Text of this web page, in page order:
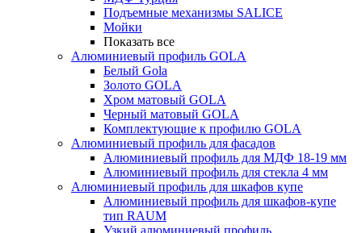
Подъемные механизмы SALICE
Мойки
Показать все
Алюминиевый профиль GOLA
Белый Gola
Золото GOLA
Хром матовый GOLA
Черный матовый GOLA
Комплектующие к профилю GOLA
Алюминиевый профиль для фасадов
Алюминиевый профиль для МДФ 18-19 мм
Алюминиевый профиль для стекла 4 мм
Алюминиевый профиль для шкафов купе
Алюминиевый профиль для шкафов-купе
тип RAUM